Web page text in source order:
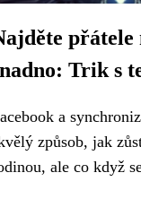
přátele
Trik s
a
způsob, jak
ale co když